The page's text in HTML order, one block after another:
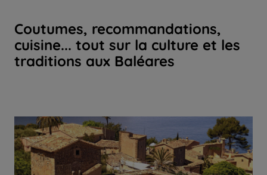
Coutumes, recommandations,
cuisine... tout sur la culture et les
traditions aux Baléares